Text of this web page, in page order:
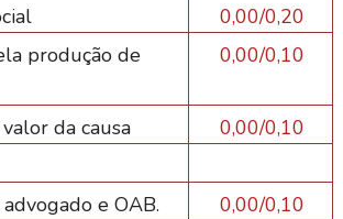
0,00/0,20
produção de
0,00/0,10
da causa
0,00/0,10
advogado e OAB. 0,00/0,10